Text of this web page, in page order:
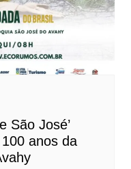
São José’
anos da